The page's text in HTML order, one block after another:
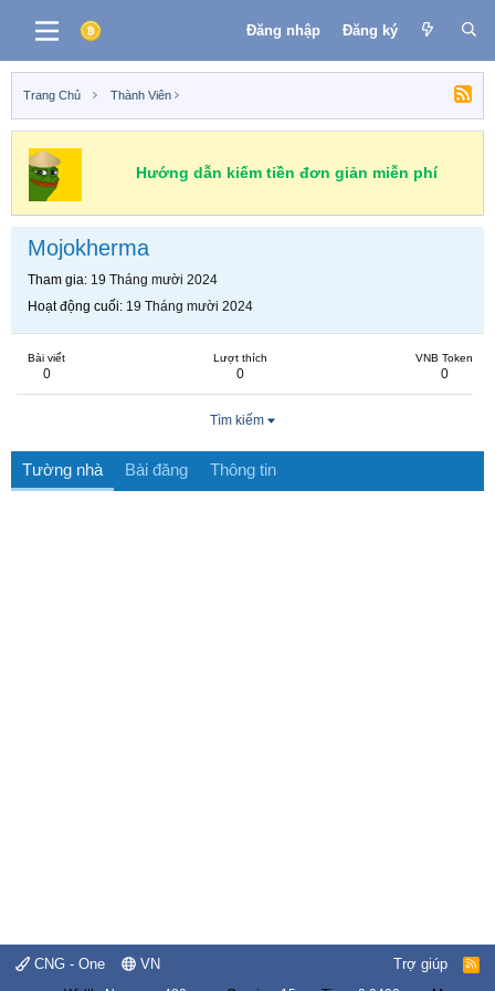
Đăng nhập Đăng ký
Trang Chủ Thành Viên
Hướng dẫn kiếm tiền đơn giản miễn phí
Mojokherma
Tham gia 19 Tháng mười 2024
Hoạt động cuối 19 Tháng mười 2024
Bài viết
0
Lượt thích
0
VNB Token
0
Tìm kiếm
Tường nhà Bài đăng Thông tin
CNG - One VN Trợ giúp
R